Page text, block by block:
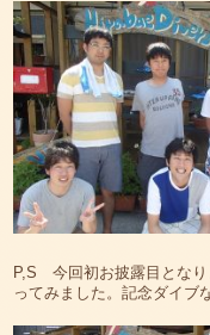
P,S 今回初お披露目となり
ってみました。記念ダイブ